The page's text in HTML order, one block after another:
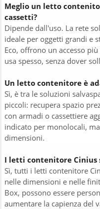
Meglio un letto
cassetti?
Dipende dall'uso. La rete
ideale per oggetti grandi e
Eco, offrono un accesso
usa spesso, senza dover
Un letto contenitore è
Sì, è tra le soluzioni
piccoli: recupera spazio
con armadi o cassettiere
indicato per monolocali,
dimensioni.
I letti contenitore Cinius
Sì, tutti i letti contenitore
nelle dimensioni e nelle
Box, possono essere
aumentare la capienza del